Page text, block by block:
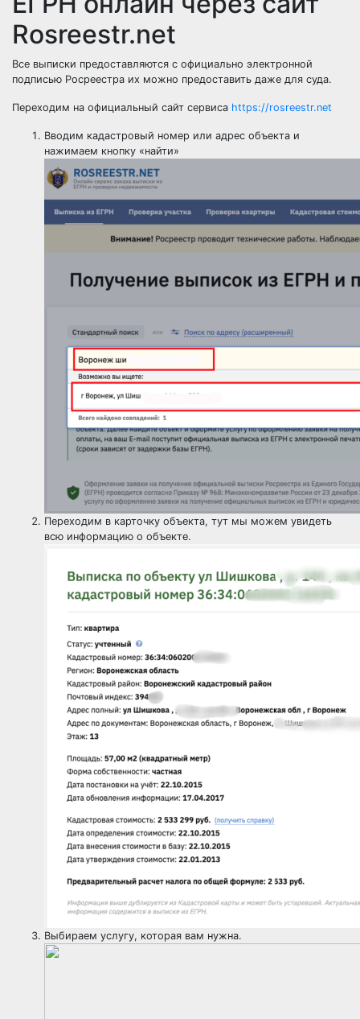
Rosreestr.net
Все выписки предоставляются с официально электронной
подписью Росреестра их можно предоставить даже для суда.
Переходим на официальный сайт сервиса https://rosreestr.net
Вводим кадастровый номер или адрес объекта и
нажимаем кнопку «найти»
Переходим в карточку объекта, тут мы можем увидеть
всю информацию о объекте.
Выбираем услугу, которая вам нужна.